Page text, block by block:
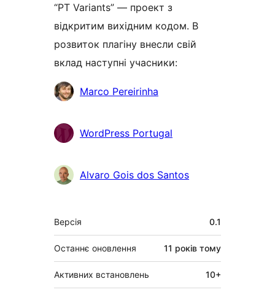
“PT Variants” — проект з
відкритим вихідним кодом. В
розвиток плагіну внесли свій
вклад наступні учасники:
УчасникиMarco Pereirinha
WordPress Portugal
Alvaro Gois dos Santos
Мета
Версія 0.1
Останнє оновлення 11 років тому
Активних встановлень 10+